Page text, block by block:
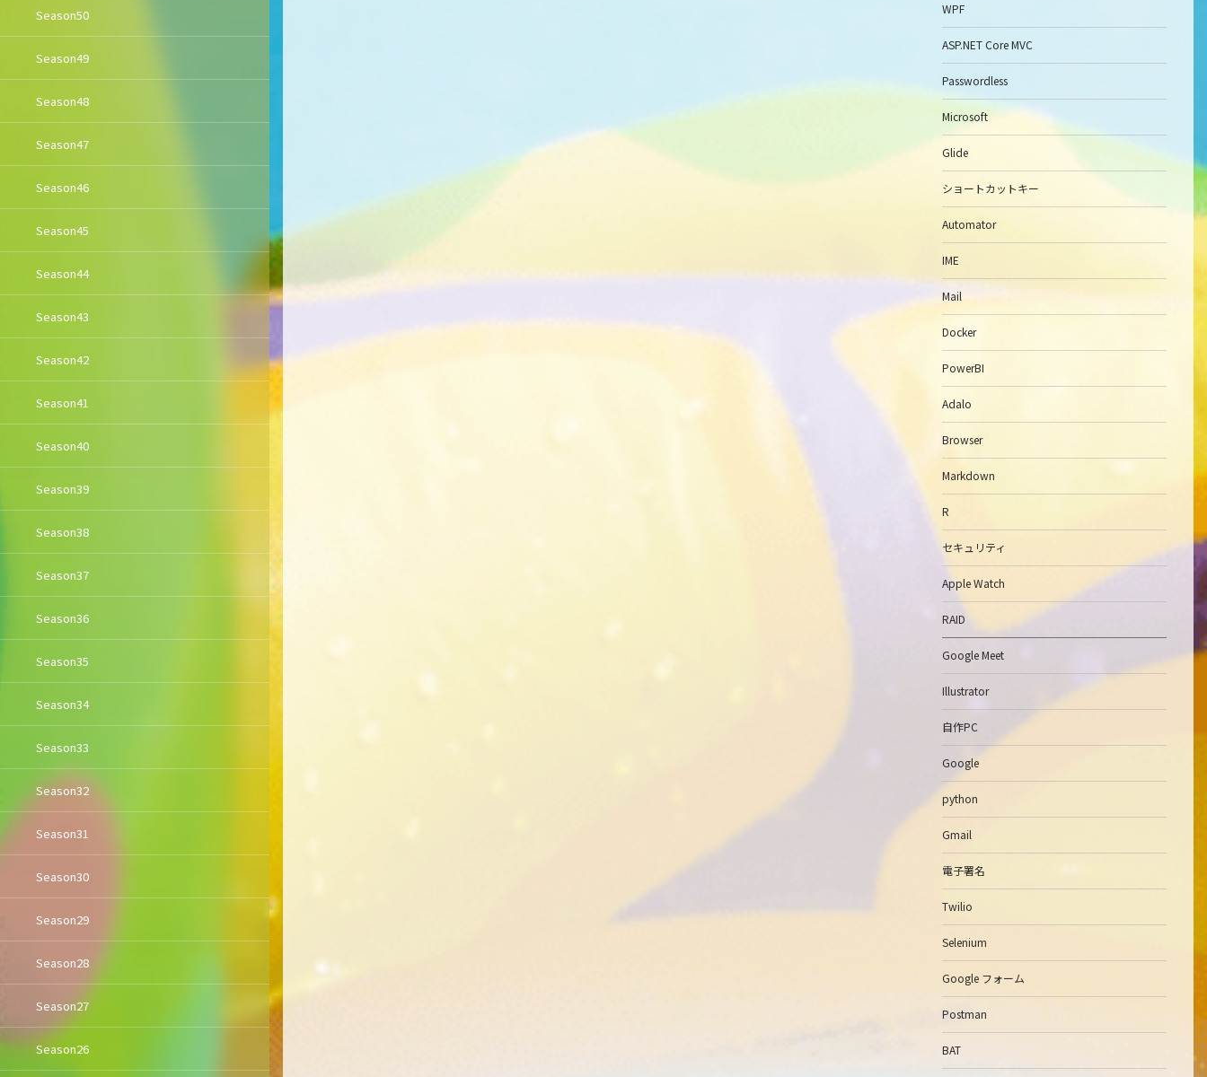
Season50
Season49
Season48
Season47
Season46
Season45
Season44
Season43
Season42
Season41
Season40
Season39
Season38
Season37
Season36
Season35
Season34
Season33
Season32
Season31
Season30
Season29
Season28
Season27
Season26
WPF
ASP.NET Core MVC
Passwordless
Microsoft
Glide
ショートカットキー
Automator
IME
Mail
Docker
PowerBI
Adalo
Browser
Markdown
R
セキュリティ
Apple Watch
RAID
Google Meet
Illustrator
自作PC
Google
python
Gmail
電子署名
Twilio
Selenium
Google フォーム
Postman
BAT